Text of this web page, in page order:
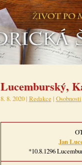
Lucemburský,
8. 8. 2020 | Redakce | Osobnosti
Jan
*10.8.1296